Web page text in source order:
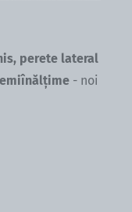
perete lateral
- noi